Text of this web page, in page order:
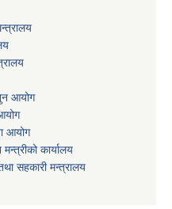
आयोग
आयोग
कार्यालय
सहकारी मन्त्रालय